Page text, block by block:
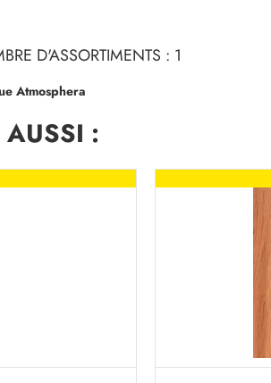
D'ASSORTIMENTS : 1
Atmosphera
AUSSI :